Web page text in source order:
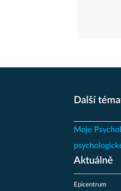
Další
Moje
Aktuálně
Epicentrum